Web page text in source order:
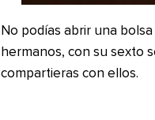
No podías abrir una
hermanos, con su sexto
compartieras con ellos.